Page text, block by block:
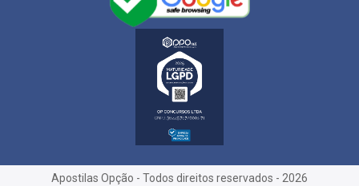
Apostilas Opção - Todos direitos reservados - 2026